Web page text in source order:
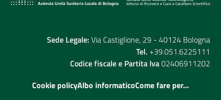
Sede Legale: Via Castiglione, 29 - 40124 Bologna
Tel. +39.051.6225111
Codice fiscale e Partita Iva02406911202
Cookie policyAlbo informaticoCome fare per...